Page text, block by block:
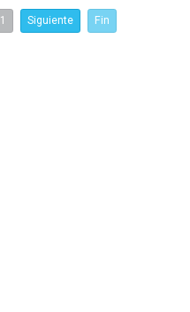
1 Siguiente Fin